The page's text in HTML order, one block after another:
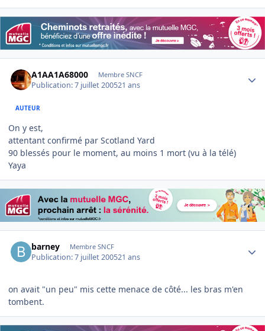
A1AA1A68000 Membre SNCF
Publication:7 juillet 200521 ans
AUTEUR
On y est,
attentant confirmé par Scotland Yard
90 blessés pour le moment, au moins 1 mort (vu à la télé)
Yaya
barney Membre SNCF
Publication:7 juillet 200521 ans
on avait "un peu" mis cette menace de côté... les bras m'en
tombent.